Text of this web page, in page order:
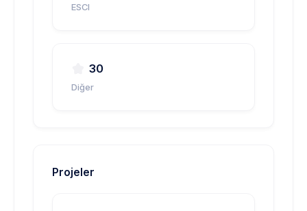
ESCI
30
Diğer
Projeler